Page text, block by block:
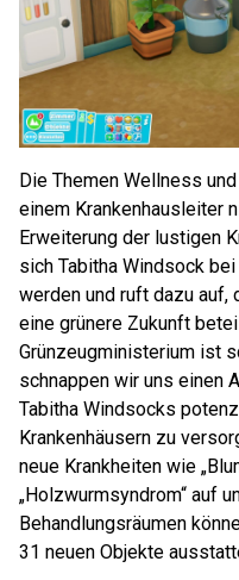
Die Themen Wellness
einem Krankenhausleiter
Erweiterung der lustigen
sich Tabitha Windsock
werden und ruft dazu auf,
eine grünere Zukunft
Grünzeugministerium ist
schnappen wir uns einen
Tabitha Windsocks
Krankenhäusern zu
neue Krankheiten wie
„Holzwurmsyndrom“ auf
Behandlungsräumen
31 neuen Objekte